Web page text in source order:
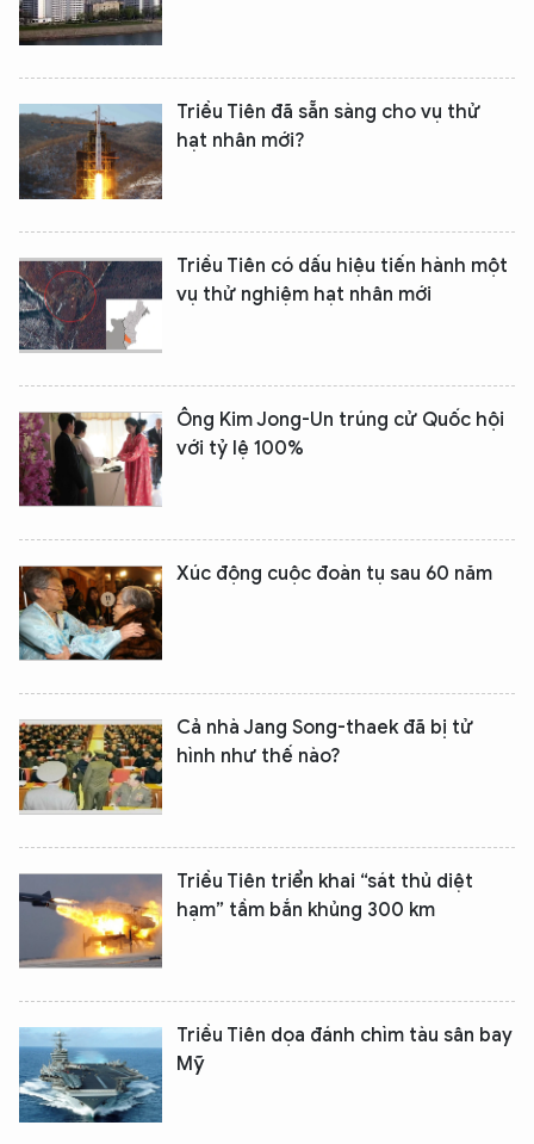
Triều Tiên đã sẵn sàng cho vụ thử
hạt nhân mới?
Triều Tiên có dấu hiệu tiến hành một
vụ thử nghiệm hạt nhân mới
Ông Kim Jong-Un trúng cử Quốc hội
với tỷ lệ 100%
Xúc động cuộc đoàn tụ sau 60 năm
Cả nhà Jang Song-thaek đã bị tử
hình như thế nào?
Triều Tiên triển khai “sát thủ diệt
hạm” tầm bắn khủng 300 km
Triều Tiên dọa đánh chìm tàu sân bay
Mỹ